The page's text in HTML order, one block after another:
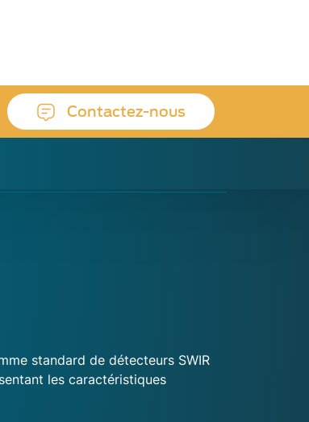
Contactez-nous
standard de détecteurs SWIR
les caractéristiques